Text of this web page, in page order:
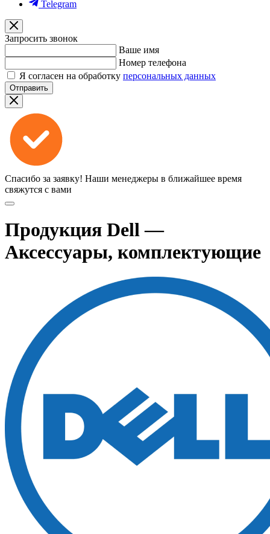
Telegram
Запросить звонок
Ваше имя
Номер телефона
Я согласен на обработку персональных данных
Отправить
Спасибо за заявку! Наши менеджеры в ближайшее время
свяжутся с вами
Продукция Dell —
Аксессуары, комплектующие